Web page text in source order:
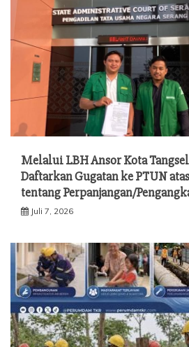
Melalui LBH Ansor Kota
Daftarkan Gugatan ke PTUN
tentang Perpanjangan/
Juli 7, 2026